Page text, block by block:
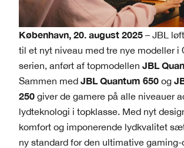
København, 20. august 2025 – JBL
til et nyt niveau med tre nye modeller i
serien, anført af topmodellen JBL
Sammen med JBL Quantum 650 og
250 giver de gamere på alle niveauer
lydteknologi i topklasse. Med nyt
komfort og imponerende lydkvalitet
ny standard for den ultimative gaming-